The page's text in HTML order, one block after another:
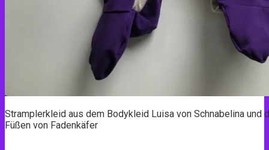
Stramplerkleid aus dem Bodykleid Luisa von Schnabelina und
Füßen von Fadenkäfer